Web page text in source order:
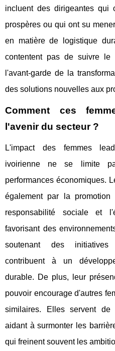
incluent des dirigeantes qui
prospères ou qui ont su
en matière de logistique
contentent pas de suivre le
l'avant-garde de la
des solutions nouvelles aux
Comment ces
l'avenir du secteur ?
L'impact des femmes
ivoirienne ne se limite
performances économiques.
également par la
responsabilité sociale et
favorisant des
soutenant des initiatives
contribuent à un
durable. De plus, leur
pouvoir encourage d'autres
similaires. Elles servent
aidant à surmonter les
qui freinent souvent les